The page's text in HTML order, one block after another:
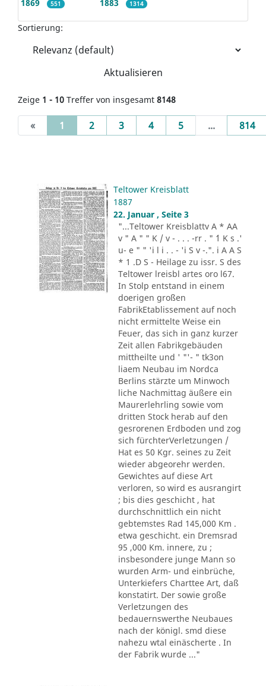
1869 551 1883 1314
Sortierung:
Aktualisieren
Zeige 1 - 10 Treffer von insgesamt 8148
« 1 (current)
2 3 4 5 ... 814
Teltower Kreisblatt
1887
22. Januar , Seite 3
"...Teltower Kreisblattv A * AA
v " A " " K / v - . . . -rr . " ´1 K s .'
u- e " " 'i l i . . - 'i S v -.". i A A S
* 1 .D S - Heilage zu issr. S des
Teltower lreisbl artes oro l67.
In Stolp entstand in einem
doerigen großen
FabrikEtablissement auf noch
nicht ermittelte Weise ein
Feuer, das sich in ganz kurzer
Zeit allen Fabrikgebäuden
mittheilte und ' "'- " tk3on
liaem Neubau im Nordca
Berlins stärzte um Minwoch
liche Nachmittag äußere ein
Maurerlehrling sowie vom
dritten Stock herab auf den
gesrorenen Erdboden und zog
sich fürchterVerletzungen /
Hat es 50 Kgr. seines zu Zeit
wieder abgeorehr werden.
Gewichtes auf diese Art
verloren, so wird es ausrangirt
; bis dies geschicht , hat
durchschnittlich ein nicht
gebtemstes Rad 145,000 Km .
etwa geschicht. ein Dremsrad
95 ,000 Km. innere, zu ;
insbesondere junge Mann so
wurden Arm- und einbrüche,
Unterkiefers Charttee Art, daß
konstatirt. Der sowie große
Verletzungen des
bedauernswerthe Neubaues
nach der königl. smd diese
nahezu wtal einäscherte . In
der Fabrik wurde ..."